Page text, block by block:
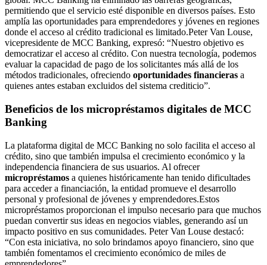
permitiendo que el servicio esté disponible en diversos países. Esto
amplía las oportunidades para emprendedores y jóvenes en regiones
donde el acceso al crédito tradicional es limitado.Peter Van Louse,
vicepresidente de MCC Banking, expresó: “Nuestro objetivo es
democratizar el acceso al crédito. Con nuestra tecnología, podemos
evaluar la capacidad de pago de los solicitantes más allá de los
métodos tradicionales, ofreciendo oportunidades financieras a
quienes antes estaban excluidos del sistema crediticio”.
Beneficios de los micropréstamos digitales de MCC
Banking
La plataforma digital de MCC Banking no solo facilita el acceso al
crédito, sino que también impulsa el crecimiento económico y la
independencia financiera de sus usuarios. Al ofrecer
micropréstamos a quienes históricamente han tenido dificultades
para acceder a financiación, la entidad promueve el desarrollo
personal y profesional de jóvenes y emprendedores.Estos
micropréstamos proporcionan el impulso necesario para que muchos
puedan convertir sus ideas en negocios viables, generando así un
impacto positivo en sus comunidades. Peter Van Louse destacó:
“Con esta iniciativa, no solo brindamos apoyo financiero, sino que
también fomentamos el crecimiento económico de miles de